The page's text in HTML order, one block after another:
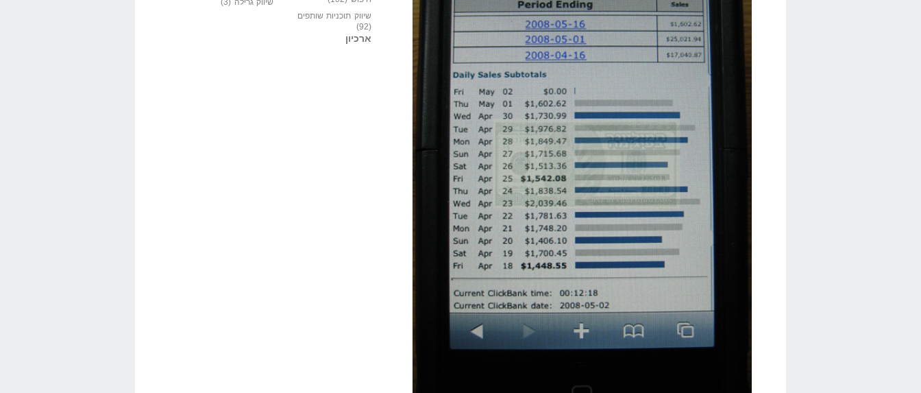
שיווק גרילה (3)
שיווק תוכניות שותפים
(92)
ארכיון